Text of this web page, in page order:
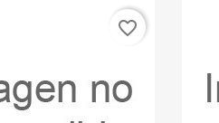
favorite_border